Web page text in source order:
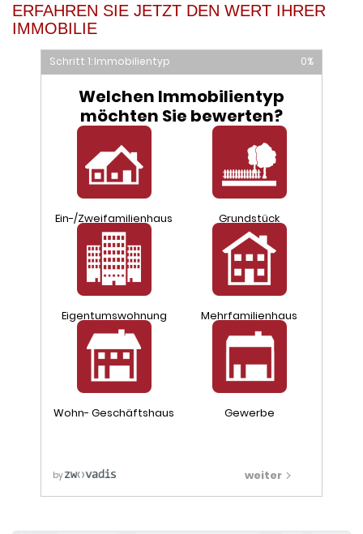
ERFAHREN SIE JETZT DEN WERT IHRER
IMMOBILIE